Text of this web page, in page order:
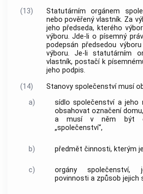
(13)
Statutárním orgánem
nebo pověřený vlastník. Za
jeho předseda, kterého výbor
výboru. Jde-li o písemný
podepsán předsedou výboru
výboru. Je-li statutárním
vlastník, postačí k
jeho podpis.
(14)
Stanovy společenství musí
a)
sídlo společenství a jeho
obsahovat označení
a musí v něm být
„společenství“,
b) předmět činnosti, kterým
c)
orgány
povinnosti a způsob jejich